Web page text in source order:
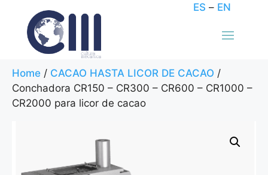
ES – EN
Home / CACAO HASTA LICOR DE CACAO /
Conchadora CR150 – CR300 – CR600 – CR1000 –
CR2000 para licor de cacao